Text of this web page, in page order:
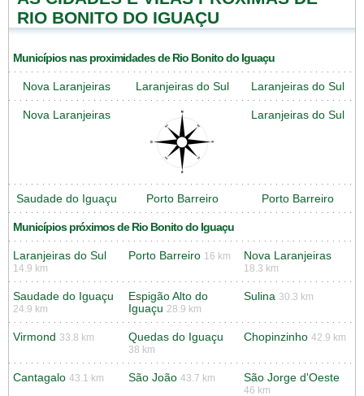
RIO BONITO DO IGUAÇU
Municípios nas proximidades de Rio Bonito do Iguaçu
Nova Laranjeiras Laranjeiras do Sul Laranjeiras do Sul
Nova Laranjeiras Laranjeiras do Sul
Saudade do Iguaçu Porto Barreiro Porto Barreiro
Municípios próximos de Rio Bonito do Iguaçu
Laranjeiras do Sul
14.9 km
Porto Barreiro 16 km Nova Laranjeiras
18.3 km
Saudade do Iguaçu
24.9 km
Espigão Alto do
Iguaçu 28.9 km
Sulina 30.3 km
Virmond 33.8 km Quedas do Iguaçu
38 km
Chopinzinho 42.9 km
Cantagalo 43.1 km São João 43.7 km São Jorge d'Oeste
46 km